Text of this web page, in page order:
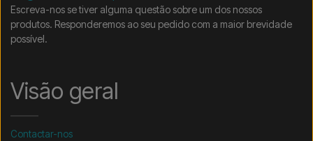
Escreva-nos se tiver alguma questão sobre um dos nossos
produtos. Responderemos ao seu pedido com a maior brevidade
possível.
Visão geral
Contactar-nos